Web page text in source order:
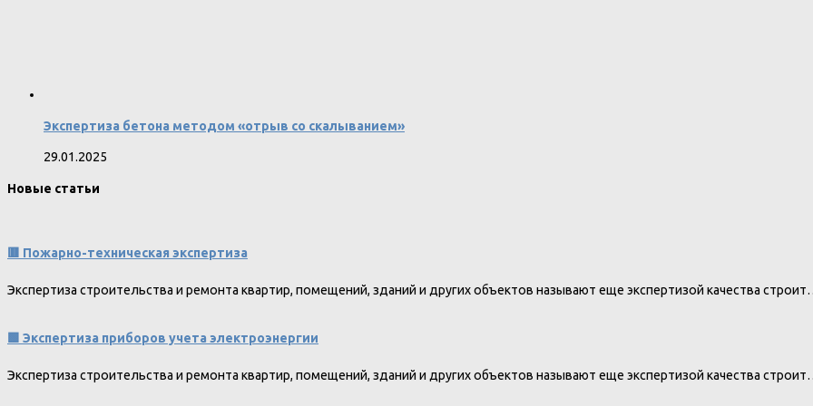
Экспертиза бетона методом «отрыв со скалыванием»
29.01.2025
Новые статьи
🟥 Пожарно-техническая экспертиза
Экспертиза строительства и ремонта квартир, помещений, зданий и других объектов называют еще экспертизой качества
🟩 Экспертиза приборов учета электроэнергии
Экспертиза строительства и ремонта квартир, помещений, зданий и других объектов называют еще экспертизой качества